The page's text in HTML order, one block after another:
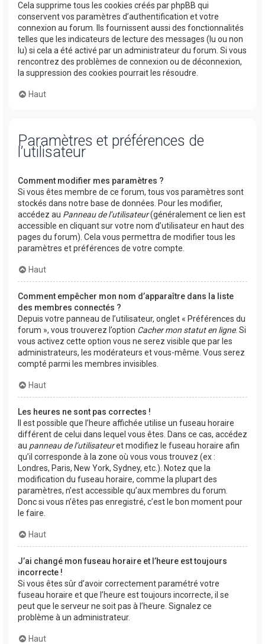
Cela supprime tous les cookies créés par phpBB qui
conservent vos paramètres d’authentification et votre
connexion au forum. Ils fournissent aussi des fonctionnalités
telles que les indicateurs de lecture des messages (lu ou non
lu) si cela a été activé par un administrateur du forum. Si vous
rencontrez des problèmes de connexion ou de déconnexion,
la suppression des cookies pourrait les résoudre.
Haut
Paramètres et préférences de
l’utilisateur
Comment modifier mes paramètres ?
Si vous êtes membre de ce forum, tous vos paramètres sont
stockés dans notre base de données. Pour les modifier,
accédez au Panneau de l’utilisateur(généralement ce lien est
accessible en cliquant sur votre nom d’utilisateur en haut des
pages du forum). Cela vous permettra de modifier tous les
paramètres et préférences de votre compte.
Haut
Comment empêcher mon nom d’apparaître dans la liste
des membres connectés ?
Depuis votre panneau de l’utilisateur, onglet « Préférences du
forum », vous trouverez l’option Cacher mon statut en ligne. Si
vous activez cette option vous ne serez visible que par les
administrateurs, les modérateurs et vous-même. Vous serez
compté parmi les membres invisibles.
Haut
Les heures ne sont pas correctes !
Il est possible que l’heure affichée utilise un fuseau horaire
différent de celui dans lequel vous êtes. Dans ce cas, accédez
au panneau de l’utilisateuret modifiez le fuseau horaire afin
qu’il corresponde à la zone où vous vous trouvez (ex :
Londres, Paris, New York, Sydney, etc.). Notez que la
modification du fuseau horaire, comme la plupart des
paramètres, n’est accessible qu’aux membres du forum.
Donc si vous n’êtes pas enregistré, c’est le bon moment pour
le faire.
Haut
J’ai changé mon fuseau horaire et l’heure est toujours
incorrecte !
Si vous êtes sûr d’avoir correctement paramétré votre
fuseau horaire et que l’heure est toujours incorrecte, il se
peut que le serveur ne soit pas à l’heure. Signalez ce
problème à un administrateur.
Haut